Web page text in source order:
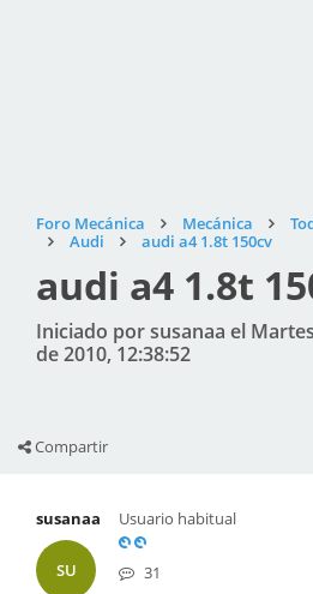
Foro Mecánica Mecánica
Audi
audi a4 1.8t 150cv
audi a4 1.8t
Iniciado por susanaa el
de 2010, 12:38:52
Compartir
susanaa
SU
Usuario habitual
31